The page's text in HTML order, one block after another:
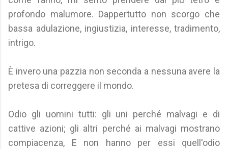
profondo malumore. Dappertutto non scorgo che
bassa adulazione, ingiustizia, interesse, tradimento,
intrigo.
È invero una pazzia non seconda a nessuna avere la
pretesa di correggere il mondo.
Odio gli uomini tutti: gli uni perché malvagi e di
cattive azioni; gli altri perché ai malvagi mostrano
compiacenza, E non hanno per essi quell'odio